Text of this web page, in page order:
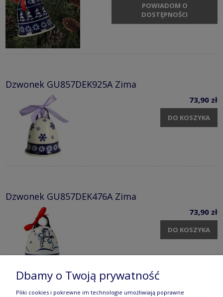
POWIADOM O
DOSTĘPNOŚCI
Dzwonek GU857DEK925A Zima
73,90 zł
DO KOSZYKA
Dzwonek GU857DEK476A Zima
73,90 zł
DO KOSZYKA
Dbamy o Twoją prywatność
Pliki cookies i pokrewne im technologie umożliwiają poprawne